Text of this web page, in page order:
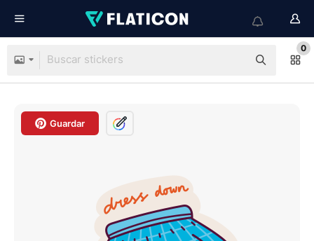
0
Guardar